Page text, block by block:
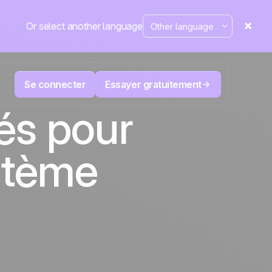
Or select another language
Se connecter Essayer gratuitement
User
La plateforme CRM et d'automatisation
marketing
Télévente et Télémarketing
Suivez chaque appel, priorisez les bons
leads, ne perdez jamais le fil.
Positive
fait
pour